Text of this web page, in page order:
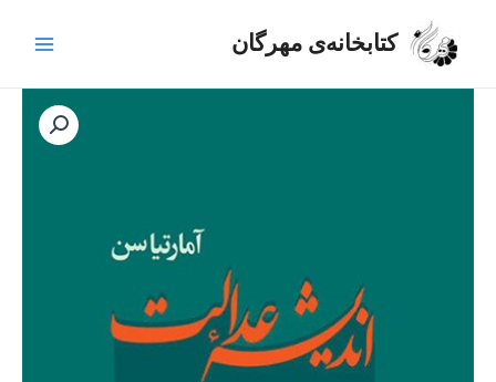
کتابخانه‌ی مهرگان